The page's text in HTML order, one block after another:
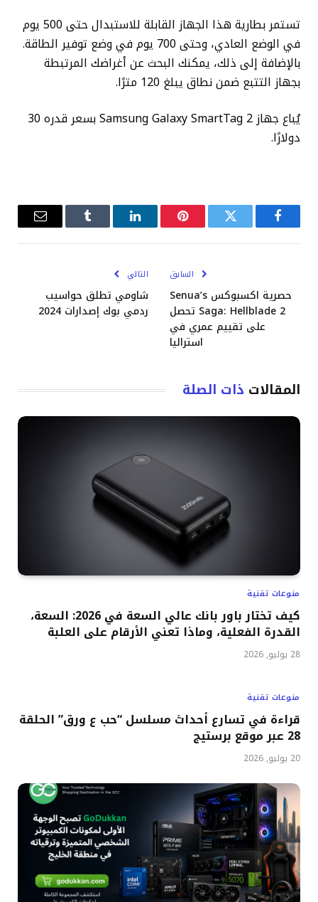
تستمر بطارية هذا الجهاز القابلة للاستبدال حتى 500 يوم
في الوضع العادي، وحتى 700 يوم في وضع توفير الطاقة.
بالإضافة إلى ذلك، يمكنك البحث عن أغراضك المرتبطة
بجهاز التتبع ضمن نطاق يبلغ 120 مترًا.
يُباع جهاز Samsung Galaxy SmartTag 2 بسعر قدره 30
دولارًا.
فيسبوكتويتر بينتيريستلينكدإن Tumblrالبريد
السابق
حصرية اكسبوكس Senua’s
Saga: Hellblade 2 تحصل
على تقييم عمري في
استراليا
التالي
شاومي تطلق حواسيب
ردمي بوك إصدارات 2024
المقالات ذات الصلة
منوعات تقنية
كيف تختار باور بانك عالي السعة في 2026: السعة،
القدرة الفعلية، وماذا تعني الأرقام على العلبة
28 يوليو, 2026
منوعات تقنية
قراءة في تسارع أحداث مسلسل “حب ع ورق” الحلقة
28 عبر موقع برستيج
20 يوليو, 2026